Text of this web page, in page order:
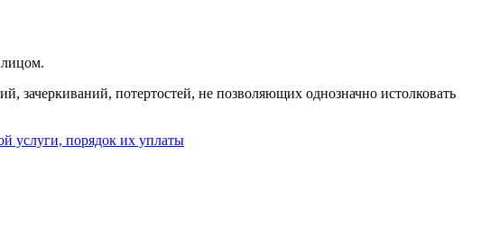
лицом.
зачеркиваний, потертостей, не позволяющих однозначно истолковать
услуги, порядок их уплаты